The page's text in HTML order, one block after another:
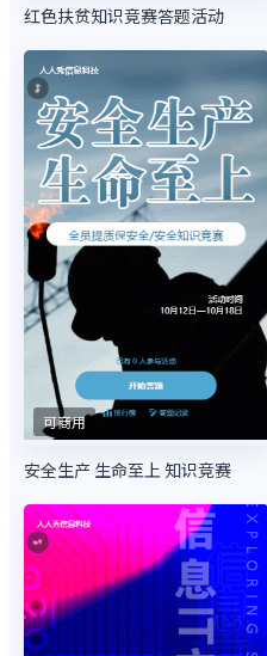
红色扶贫知识竞赛答题活动
可商用
安全生产 生命至上 知识竞赛